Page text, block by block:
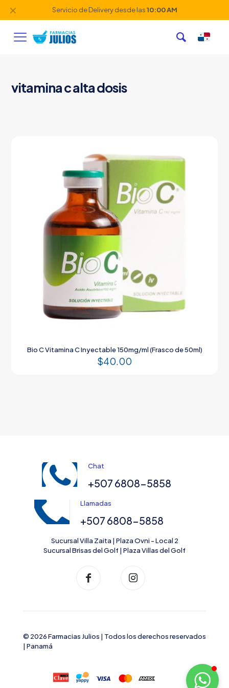
Servicio de Delivery desde las10:00 AM
✕
vitamina c alta dosis
Bio C Vitamina C Inyectable 150mg/ml (Frasco de 50ml)
$40.00
Chat
+507 6808-5858
Llamadas
+507 6808-5858
Sucursal Villa Zaita | Plaza Ovni - Local 2
Sucursal Brisas del Golf | Plaza Villas del Golf
© 2026 Farmacias Julios | Todos los derechos reservados
| Panamá